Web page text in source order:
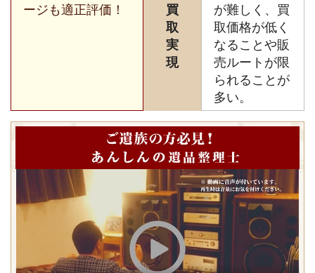
ージも適正評価！
買
取
実
現
が難しく、買
取価格が低く
なることや販
売ルートが限
られることが
多い。